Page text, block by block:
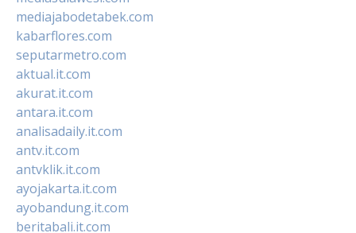
mediajabodetabek.com
kabarflores.com
seputarmetro.com
aktual.it.com
akurat.it.com
antara.it.com
analisadaily.it.com
antv.it.com
antvklik.it.com
ayojakarta.it.com
ayobandung.it.com
beritabali.it.com